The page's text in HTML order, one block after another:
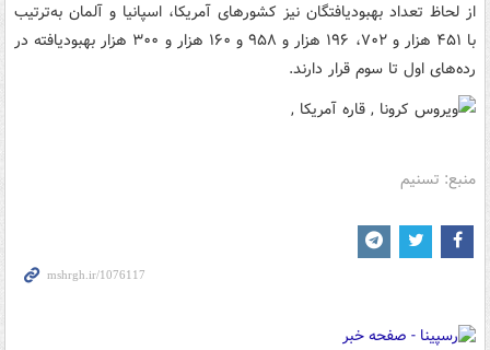
از لحاظ تعداد بهبودیافتگان نیز کشورهای آمریکا، اسپانیا و آلمان به‌ترتیب
با ۴۵۱ هزار و ۷۰۲، ۱۹۶ هزار و ۹۵۸ و ۱۶۰ هزار و ۳۰۰ هزار بهبودیافته در
رده‌های اول تا سوم قرار دارند.
منبع: تسنیم